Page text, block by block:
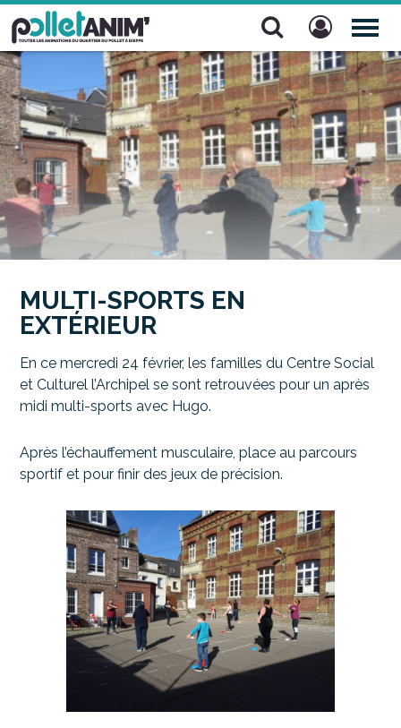
Pollet Anim'
MULTI-SPORTS EN
EXTÉRIEUR
En ce mercredi 24 février, les familles du Centre Social
et Culturel l’Archipel se sont retrouvées pour un après
midi multi-sports avec Hugo.
Après l’échauffement musculaire, place au parcours
sportif et pour finir des jeux de précision.